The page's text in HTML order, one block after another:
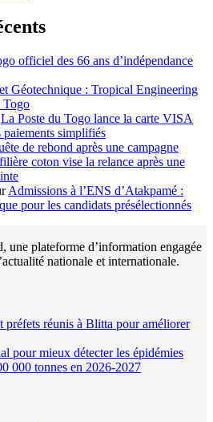
officiel des 66 ans d’indépendance
Géotechnique : Tropical Engineering
Togo
La Poste du Togo lance la carte VISA
simplifiés
de rebond après une campagne
coton vise la relance après une
Admissions à l’ENS d’Atakpamé :
pour les candidats présélectionnés
une plateforme d’information engagée
nationale et internationale.
préfets réunis à Blitta pour améliorer
pour mieux détecter les épidémies
000 tonnes en 2026-2027